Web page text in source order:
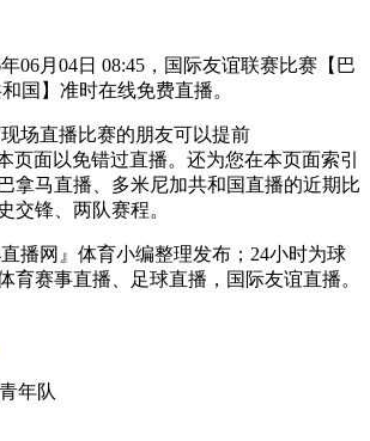
06月04日 08:45，国际友谊联赛比赛【巴
国】准时在线免费直播。
场直播比赛的朋友可以提前
页面以免错过直播。还为您在本页面索引
拿马直播、多米尼加共和国直播的近期比
交锋、两队赛程。
播网』体育小编整理发布；24小时为球
育赛事直播、足球直播，国际友谊直播。
年队